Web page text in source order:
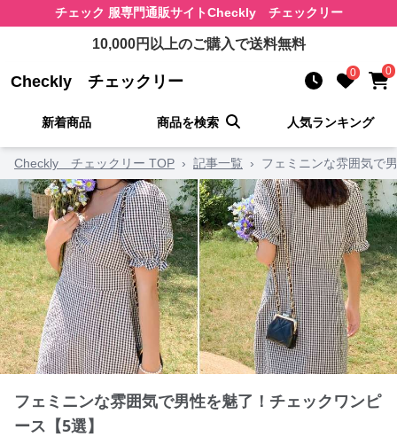
チェック 服専門通販サイトCheckly チェックリー
10,000円以上のご購入で送料無料
Checkly チェックリー 0 0
新着商品 商品を検索 人気ランキング
Checkly チェックリー TOP › 記事一覧 › フェミニンな雰囲気で
フェミニンな雰囲気で男性を魅了！チェックワンピ
ース【5選】